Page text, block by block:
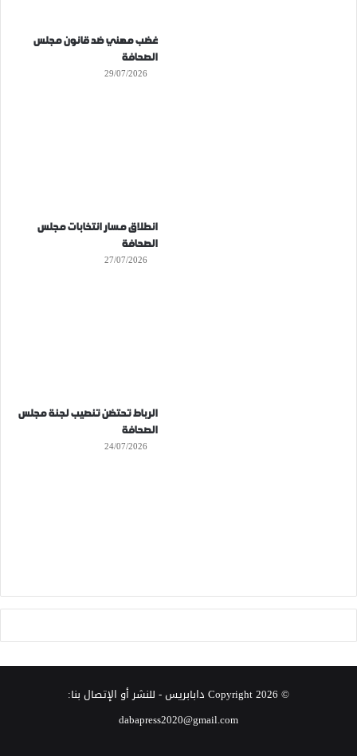
غضب مهني ضد قانون مجلس
الصحافة
29/07/2026
انطلاق مسار انتخابات مجلس
الصحافة
27/07/2026
الرباط تحتضن تنصيب لجنة مجلس
الصحافة
24/07/2026
© Copyright 2026 دابابريس- للنشر أو الإتصال بنا:
dabapress2020@gmail.com